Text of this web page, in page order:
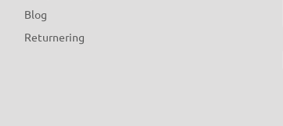
Blog
Returnering